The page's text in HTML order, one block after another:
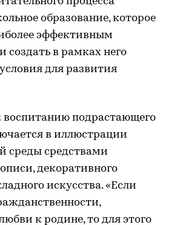
образование, которое
эффективным
создать в рамках него
для развития
подрастающего
в иллюстрации
среды средствами
декоративного
искусства. «Если
к родине, то для этого